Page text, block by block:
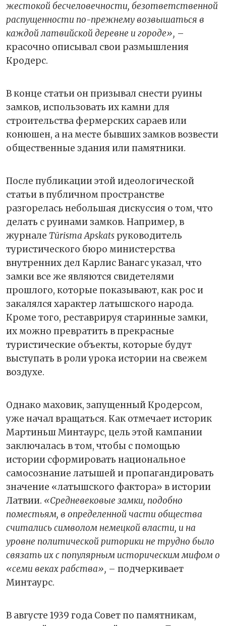
жестокой бесчеловечности, безответственной
распущенности по-прежнему возвышаться в
каждой латвийской деревне и городе», –
красочно описывал свои размышления
Кродерс.
В конце статьи он призывал снести руины
замков, использовать их камни для
строительства фермерских сараев или
конюшен, а на месте бывших замков возвести
общественные здания или памятники.
После публикации этой идеологической
статьи в публичном пространстве
разгорелась небольшая дискуссия о том, что
делать с руинами замков. Например, в
журнале Tūrisma Apskats руководитель
туристического бюро министерства
внутренних дел Карлис Ванагс указал, что
замки все же являются свидетелями
прошлого, которые показывают, как рос и
закалялся характер латышского народа.
Кроме того, реставрируя старинные замки,
их можно превратить в прекрасные
туристические объекты, которые будут
выступать в роли урока истории на свежем
воздухе.
Однако маховик, запущенный Кродерсом,
уже начал вращаться. Как отмечает историк
Мартиньш Минтаурс, цель этой кампании
заключалась в том, чтобы с помощью
истории сформировать национальное
самосознание латышей и пропагандировать
значение «латышского фактора» в истории
Латвии. «Средневековые замки, подобно
поместьям, в определенной части общества
считались символом немецкой власти, и на
уровне политической риторики не трудно было
связать их с популярным историческим мифом о
«семи веках рабства», – подчеркивает
Минтаурс.
В августе 1939 года Совет по памятникам,